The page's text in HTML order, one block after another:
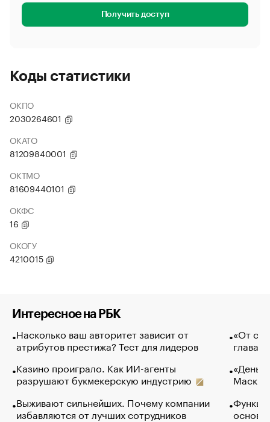
Получить доступ
Коды статистики
ОКПО
2030264601
ОКАТО
81209840001
ОКТМО
81609440101
ОКФС
16
ОКОГУ
4210015
Интересное на РБК
Насколько ваш авторитет зависит от
атрибутов престижа? Тест для лидеров
Казино проиграло. Как ИИ-агенты
разрушают букмекерскую индустрию
Выживают сильнейших. Почему компании
избавляются от лучших сотрудников
«От
глава
Маск в
основ